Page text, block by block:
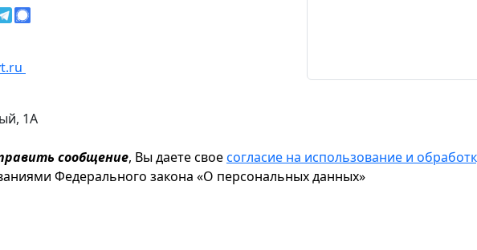
1А
сообщение, Вы даете своесогласие на использование и
Федерального закона «О персональных данных»